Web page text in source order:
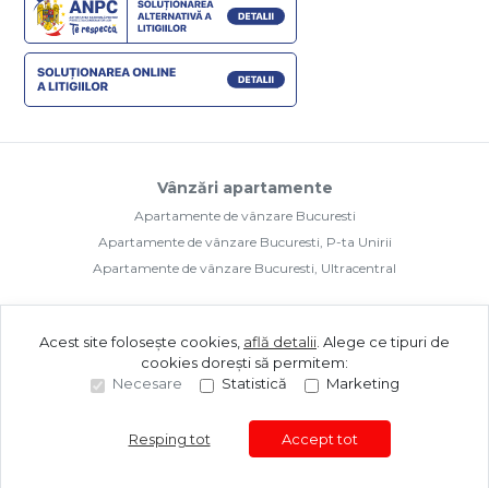
Vânzări apartamente
Apartamente de vânzare Bucuresti
Apartamente de vânzare Bucuresti, P-ta Unirii
Apartamente de vânzare Bucuresti, Ultracentral
© 2026Upside Real Estate Brokers S.R.L.
Site creat în
Acest site folosește cookies, află detalii Alege ce tipuri de
cookies dorești să permitem:
Necesare
Statistică Marketing
Resping tot Accept tot